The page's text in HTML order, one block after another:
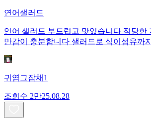
연어샐러드
연어 샐러드 부드럽고 맛있습니다 적당한
만감이 충분합니다 샐러드로 식이섬유까
귀염그잡채1
조회수 2만25.08.28